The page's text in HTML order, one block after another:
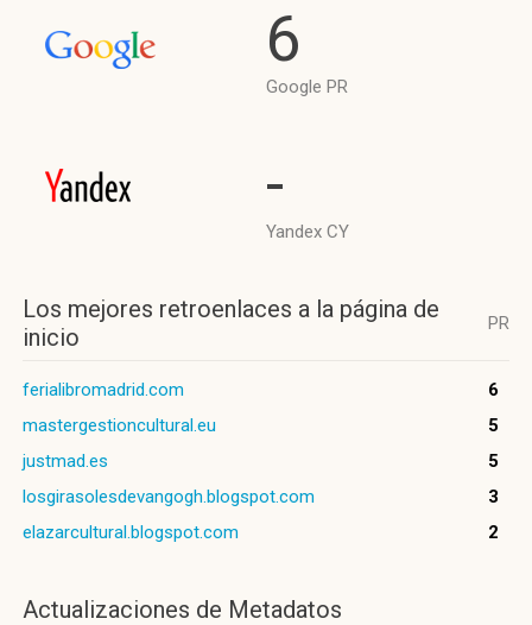
6
Google PR
-
Yandex CY
Los mejores retroenlaces a la página de
inicio
PR
ferialibromadrid.com
6
mastergestioncultural.eu
5
justmad.es
5
losgirasolesdevangogh.blogspot.com
3
elazarcultural.blogspot.com
2
Actualizaciones de Metadatos